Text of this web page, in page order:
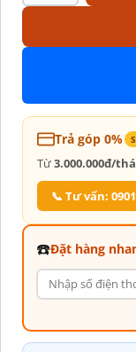
Trả góp 0%
Từ3.000.000đ/
📞 Tư vấn:
☎️Đặt hàng